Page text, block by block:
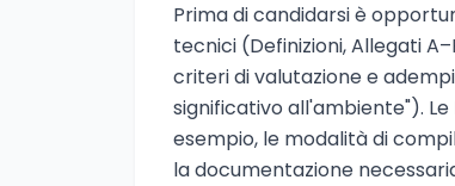
Prima di candidarsi è
tecnici (Definizioni, Allegati
criteri di valutazione e
significativo all'ambiente").
esempio, le modalità di
la documentazione